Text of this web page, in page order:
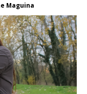
Maguina